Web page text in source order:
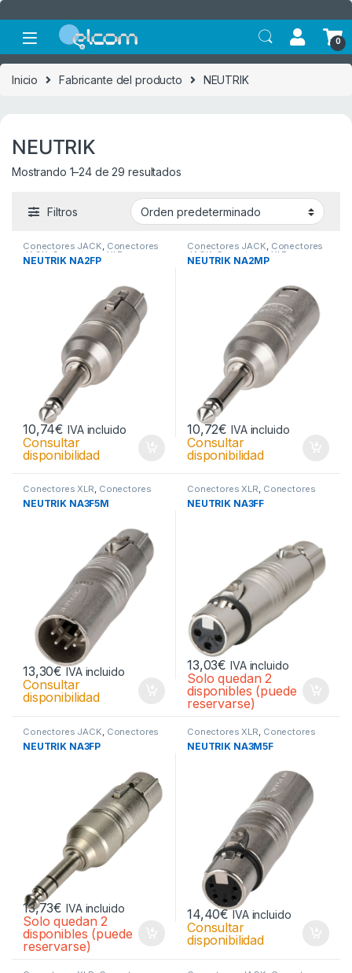
0
Inicio Fabricante del producto NEUTRIK
NEUTRIK
Mostrando 1–24 de 29 resultados
Filtros
Conectores JACK, Conectores
JACK,Conectores XLR
Conectores XLR
NEUTRIK NA2FP
10,74€ IVA incluido
Consultar
disponibilidad
Conectores JACK, Conectores
JACK,Conectores XLR
Conectores XLR
NEUTRIK NA2MP
10,72€ IVA incluido
Consultar
disponibilidad
Conectores XLR, Conectores
XLR
NEUTRIK NA3F5M
13,30€ IVA incluido
Consultar
disponibilidad
Conectores XLR, Conectores
XLR
NEUTRIK NA3FF
13,03€ IVA incluido
Solo quedan 2
disponibles (puede
reservarse)
Conectores JACK Conectores
Conectores XLR
Conectores XLR
NEUTRIK NA3FP
13,73€ IVA incluido
Solo quedan 2
disponibles (puede
reservarse)
Conectores XLR Conectores
NEUTRIK NA3M5F
14,40€ IVA incluido
Consultar
disponibilidad